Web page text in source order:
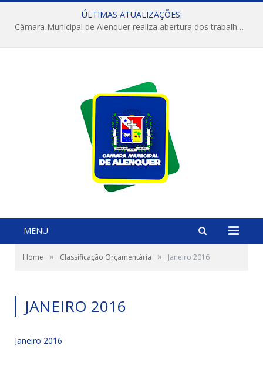
ÚLTIMAS ATUALIZAÇÕES:
Câmara Municipal de Alenquer realiza abertura dos trabalhos do 4º Período Legislativo
MENU
Home » Classificação Orçamentária » Janeiro 2016
JANEIRO 2016
Janeiro 2016